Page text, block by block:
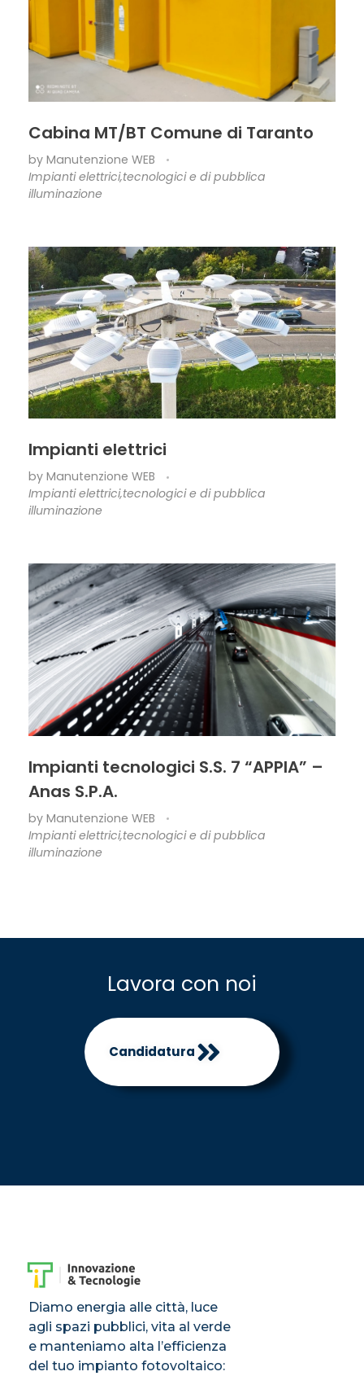
Cabina MT/BT Comune di Taranto
by Manutenzione WEB
Impianti elettrici,tecnologici e di pubblica
illuminazione
Impianti elettrici
by Manutenzione WEB
Impianti elettrici,tecnologici e di pubblica
illuminazione
Impianti tecnologici S.S. 7 “APPIA” –
Anas S.P.A.
by Manutenzione WEB
Impianti elettrici,tecnologici e di pubblica
illuminazione
Lavora con noi
Candidatura
Diamo energia alle città, luce
agli spazi pubblici, vita al verde
e manteniamo alta l’efficienza
del tuo impianto fotovoltaico: